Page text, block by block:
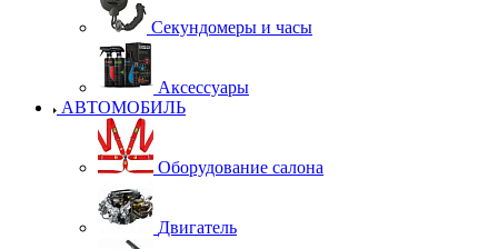
Секундомеры и часы
Аксессуары
АВТОМОБИЛЬ
Оборудование салона
Двигатель